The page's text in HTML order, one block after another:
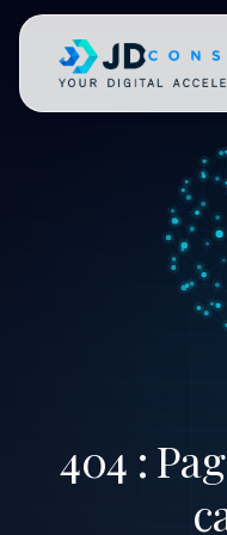
404 :